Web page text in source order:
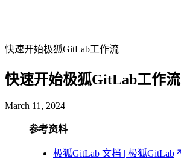
快速开始极狐GitLab工作流
快速开始极狐GitLab工作流
March 11, 2024
参考资料
极狐GitLab 文档 | 极狐GitLab